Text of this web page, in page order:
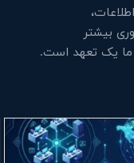
بیشتر
ما یک تعهد است.